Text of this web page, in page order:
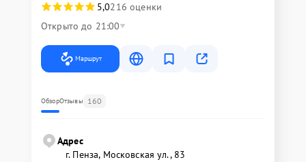
5,0216 оценки
Открыто до 21:00
Маршрут
ОбзорОтзывы 160
Адрес
г. Пенза, Московская ул., 83